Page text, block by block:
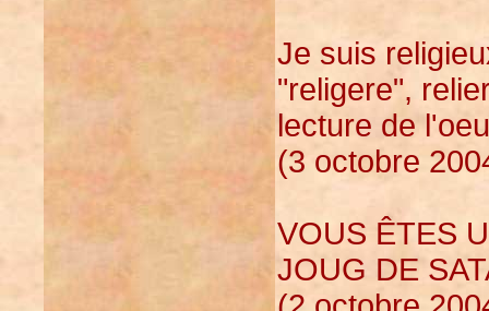
Je suis
"religere",
lecture de
(3 octobre
VOUS ÊTES
JOUG DE